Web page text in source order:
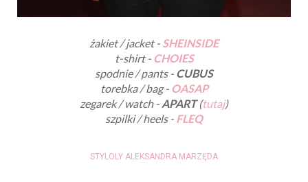
żakiet / jacket - SHEINSIDE
t-shirt - CHOIES
spodnie / pants - CUBUS
torebka / bag - OASAP
zegarek / watch - APART(tutaj)
szpilki / heels - FLEQ
STYLOLY ALEKSANDRA MARZĘDA